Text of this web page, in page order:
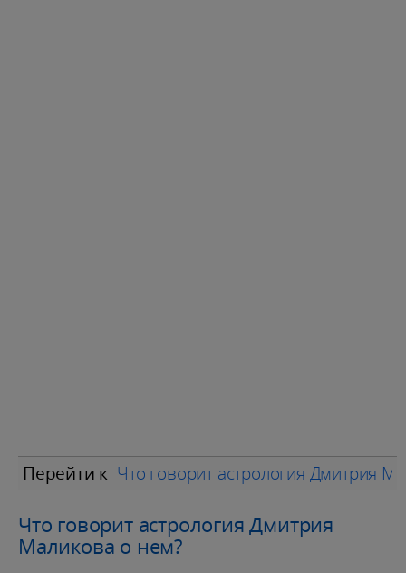
Перейти к Что говорит астрология Дмитрия
Что говорит астрология Дмитрия
Маликова о нем?